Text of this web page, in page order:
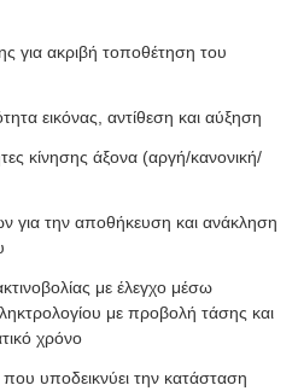
για ακριβή τοποθέτηση του
εικόνας, αντίθεση και αύξηση
κίνησης άξονα (αργή/κανονική/
για την αποθήκευση και ανάκληση
με έλεγχο μέσω
με προβολή τάσης και
χρόνο
υποδεικνύει την κατάσταση